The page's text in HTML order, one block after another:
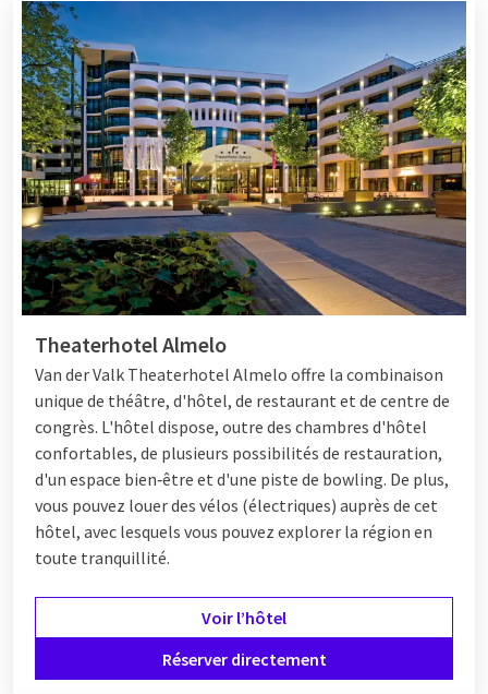
long week-end en novembre offre de nombreuses possibilités
pour se détendre et découvrir quelque chose de nouveau. Faites
une promenade d'automne dans une réserve naturelle comme
la Veluwe ou le Mastbos près de Breda, ou optez pour un city
trip vers des villes telles qu'Anvers, Breda ou Leeuwarden. En
novembre, il y a aussi beaucoup d'événements, des marchés
d'hiver conviviaux aux festivals culturels. Après une journée
bien remplie, détendez-vous dans un hôtel Van der Valk, où
vous pourrez déguster un dîner copieux et profiter de
chambres confortables. Découvrez lesforfaits de plusieurs
jours en novembre.
Van der Valk en novembre
Chez Van der Valk, en novembre, vous trouverez le parfait
équilibre entre détente, confort et expérience. Nos hôtels
sont répartis à travers les Pays-Bas et la Belgique et offrent
chacun leur propre atmosphère unique. Vous pouvez compter
sur des chambres spacieuses, des installations de bien-être,
des salles de fitness et des restaurants agréables où des plats
de saison sont servis. Pour les familles, il y a des services
menus spéciaux pour enfants. Que vous planifiiez un week-end
romantique, des vacances en famille ou un voyage d'affaires :
en novembre, vous êtes toujours à la bonne adresse chez Van
der Valk.
Theaterhotel Almelo
Van der Valk Theaterhotel Almelo offre la combinaison
unique de théâtre, d'hôtel, de restaurant et de centre de
congrès. L'hôtel dispose, outre des chambres d'hôtel
confortables, de plusieurs possibilités de restauration,
d'un espace bien‑être et d'une piste de bowling. De plus,
vous pouvez louer des vélos (électriques) auprès de cet
hôtel, avec lesquels vous pouvez explorer la région en
toute tranquillité.
Voir l’hôtel
Réserver directement